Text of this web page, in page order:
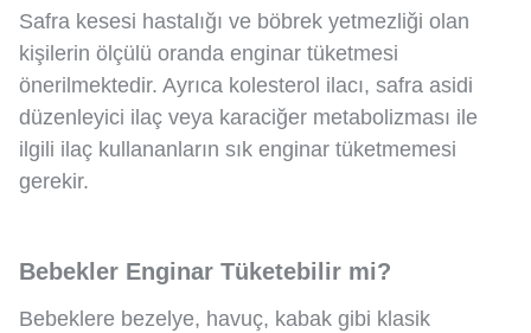
Safra kesesi hastalığı ve böbrek yetmezliği olan
kişilerin ölçülü oranda enginar tüketmesi
önerilmektedir. Ayrıca kolesterol ilacı, safra asidi
düzenleyici ilaç veya karaciğer metabolizması ile
ilgili ilaç kullananların sık enginar tüketmemesi
gerekir.
Bebekler Enginar Tüketebilir mi?
Bebeklere bezelye, havuç, kabak gibi klasik